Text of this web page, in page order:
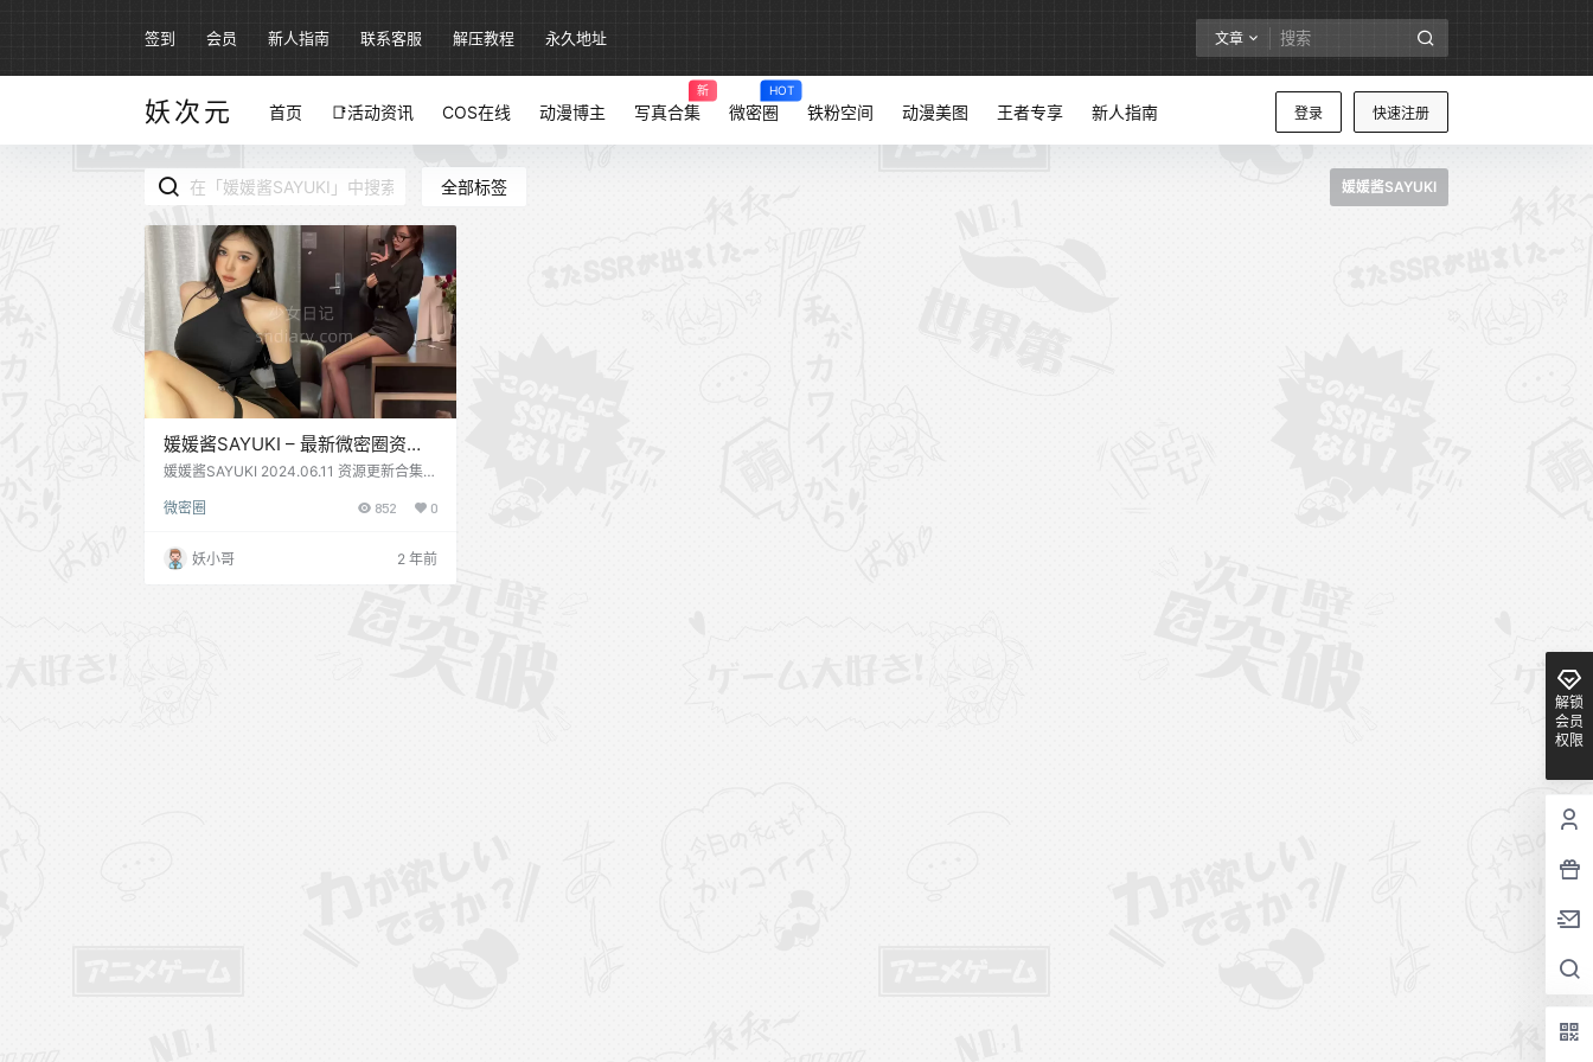
签到 会员 新人指南 联系客服 解压教程 永久地址 文章
妖次元 登录 快速注册
首页 📑活动资讯 COS在线 动漫博主 写真合集
新
微密圈
HOT
铁粉空间 动漫美图 王者专享 新人指南
全部标签 媛媛酱SAYUKI
媛媛酱SAYUKI – 最新微密圈资源
合集 – 10套 – 2024更新中
媛媛酱SAYUKI 2024.06.11 资源更新合集，
非常火，目测身高175左右，名副其实的大
集目录 媛媛酱SAYUKI – NO.001 微密圈 白
色连衣短裙 [13P-30 MB] 媛媛酱SAYUKI –
NO.002 微密圈 黑色装 [14P-42 MB] 媛媛
微密圈 852 0
妖小哥 2 年前
解锁
会员
权限